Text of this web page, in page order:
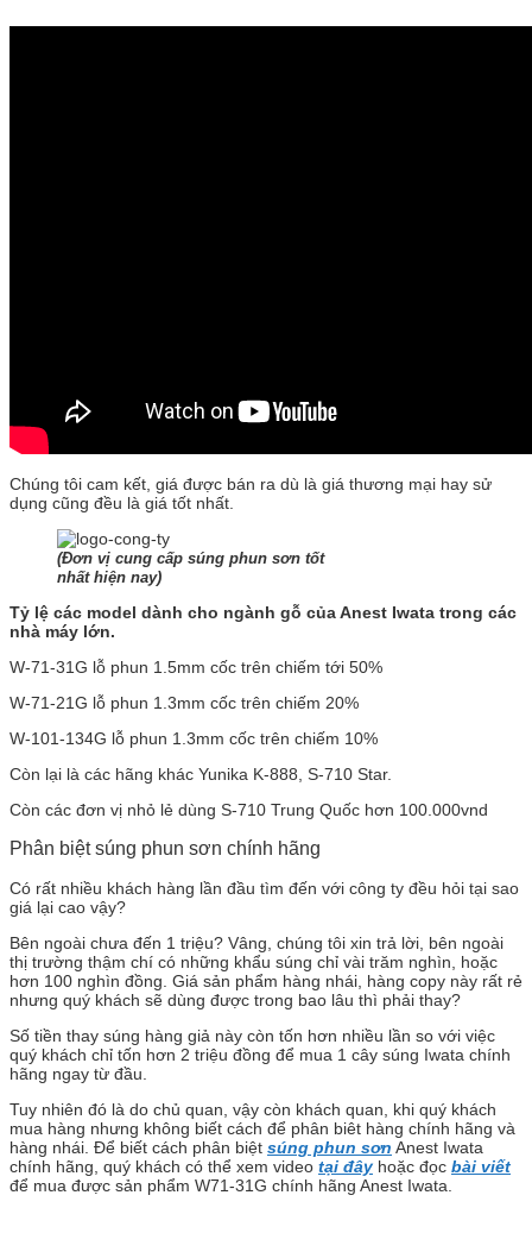
Chúng tôi cam kết, giá được bán ra dù là giá thương mại hay sử
dụng cũng đều là giá tốt nhất.
(Đơn vị cung cấp súng phun sơn tốt
nhất hiện nay)
Tỷ lệ các model dành cho ngành gỗ của Anest Iwata trong các
nhà máy lớn.
W-71-31G lỗ phun 1.5mm cốc trên chiếm tới 50%
W-71-21G lỗ phun 1.3mm cốc trên chiếm 20%
W-101-134G lỗ phun 1.3mm cốc trên chiếm 10%
Còn lại là các hãng khác Yunika K-888, S-710 Star.
Còn các đơn vị nhỏ lẻ dùng S-710 Trung Quốc hơn 100.000vnd
Phân biệt súng phun sơn chính hãng
Có rất nhiều khách hàng lần đầu tìm đến với công ty đều hỏi tại sao
giá lại cao vậy?
Bên ngoài chưa đến 1 triệu? Vâng, chúng tôi xin trả lời, bên ngoài
thị trường thậm chí có những khẩu súng chỉ vài trăm nghìn, hoặc
hơn 100 nghìn đồng. Giá sản phẩm hàng nhái, hàng copy này rất rẻ
nhưng quý khách sẽ dùng được trong bao lâu thì phải thay?
Số tiền thay súng hàng giả này còn tốn hơn nhiều lần so với việc
quý khách chỉ tốn hơn 2 triệu đồng để mua 1 cây súng Iwata chính
hãng ngay từ đầu.
Tuy nhiên đó là do chủ quan, vậy còn khách quan, khi quý khách
mua hàng nhưng không biết cách để phân biêt hàng chính hãng và
hàng nhái. Để biết cách phân biệt súng phun sơn Anest Iwata
chính hãng, quý khách có thể xem video tại đây hoặc đọc bài viết
để mua được sản phẩm W71-31G chính hãng Anest Iwata.